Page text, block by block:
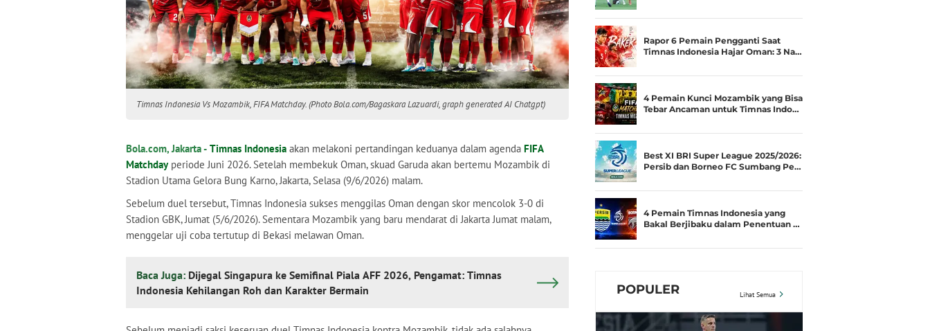
Timnas Indonesia Vs Mozambik, FIFA Matchday. (Photo Bola.com/Bagaskara Lazuardi, graph generated AI Chatgpt)
Bola.com, Jakarta - Timnas Indonesia akan melakoni pertandingan keduanya dalam agenda FIFA
Matchdayperiode Juni 2026. Setelah membekuk Oman, skuad Garuda akan bertemu Mozambik di
Stadion Utama Gelora Bung Karno, Jakarta, Selasa (9/6/2026) malam.
Sebelum duel tersebut, Timnas Indonesia sukses menggilas Oman dengan skor mencolok 3-0 di
Stadion GBK, Jumat (5/6/2026). Sementara Mozambik yang baru mendarat di Jakarta Jumat malam,
menggelar uji coba tertutup di Bekasi melawan Oman.
Baca Juga: Dijegal Singapura ke Semifinal Piala AFF 2026, Pengamat: Timnas
Indonesia Kehilangan Roh dan Karakter Bermain
Rapor 6 Pemain Pengganti Saat
Timnas Indonesia Hajar Oman: 3 Na…
4 Pemain Kunci Mozambik yang Bisa
Tebar Ancaman untuk Timnas Indo…
Best XI BRI Super League 2025/2026:
Persib dan Borneo FC Sumbang Pe…
4 Pemain Timnas Indonesia yang
Bakal Berjibaku dalam Penentuan …
POPULER Lihat Semua